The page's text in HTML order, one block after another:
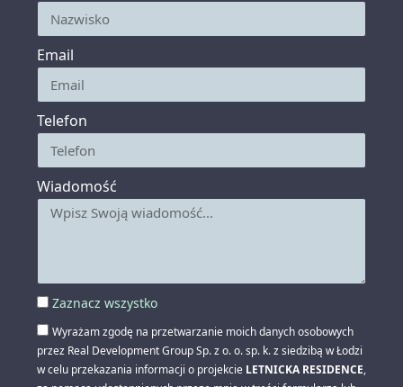
Email
Telefon
Wiadomość
Zaznacz wszystko
Wyrażam zgodę na przetwarzanie moich danych osobowych
przez Real Development Group Sp. z o. o. sp. k. z siedzibą w Łodzi
w celu przekazania informacji o projekcie LETNICKA RESIDENCE,